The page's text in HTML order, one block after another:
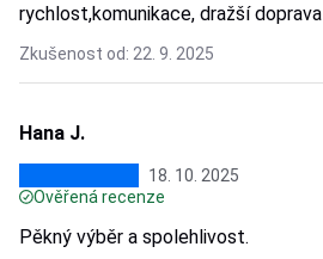
rychlost,komunikace, dražší doprava
Zkušenost od: 22. 9. 2025
Hana J.
18. 10. 2025
Ověřená recenze
Pěkný výběr a spolehlivost.